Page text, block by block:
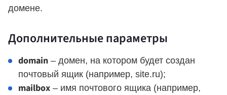
домене.
Дополнительные параметры
domain – домен, на котором будет создан
почтовый ящик (например, site.ru);
mailbox – имя почтового ящика (например,